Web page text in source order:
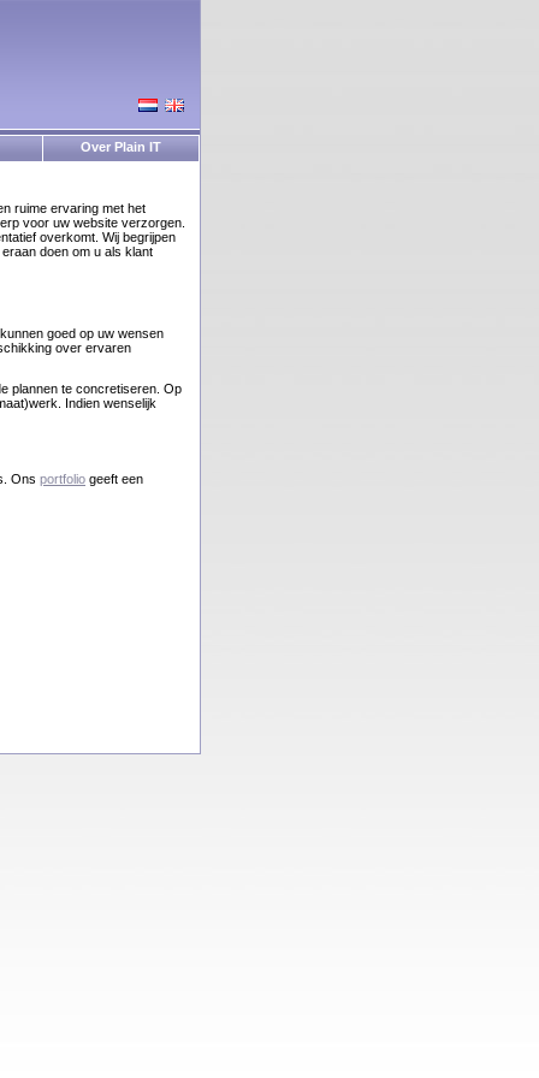
Over Plain IT
ruime ervaring met het
voor uw website verzorgen.
overkomt. Wij begrijpen
doen om u als klant
goed op uw wensen
over ervaren
plannen te concretiseren. Op
Indien wenselijk
Ons portfolio geeft een